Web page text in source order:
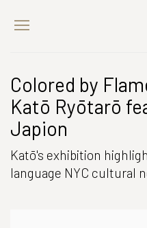
Colored by
Katō Ryōtarō
Japion
Katō's exhibition
language NYC cultural